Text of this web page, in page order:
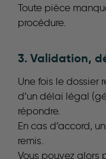
Toute pièce
procédure.
3. Validation,
Une fois le dossier
d’un délai légal
répondre.
En cas d’accord,
remis.
Vous pouvez alors